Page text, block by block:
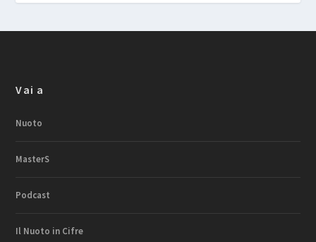
Vai a
Nuoto
MasterS
Podcast
Il Nuoto in Cifre